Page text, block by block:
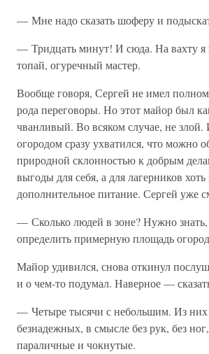
— Мне надо сказать шоферу и
— Тридцать минут! И сюда. На вахту я
топай, огуречный мастер.
Вообще говоря, Сергей не имел
рода переговоры. Но этот майор был
чванливый. Во всяком случае, не злой.
огородом сразу ухватился, что можно
природной склонностью к добрым
выгоды для себя, а для лагерников хоть
дополнительное питание. Сергей уже
— Сколько людей в зоне? Нужно
определить примерную площадь
Майор удивился, снова откинул
и о чем-то подумал. Наверное —
— Четыре тысячи с небольшим. Из них
безнадежных, в смысле без рук, без
параличные и чокнутые.